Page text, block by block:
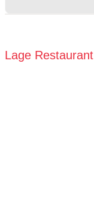
Lage Restaurant